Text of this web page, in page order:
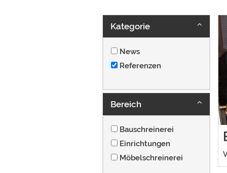
Kategorie
News
Referenzen
Bereich
Bauschreinerei
Einrichtungen
Möbelschreinerei